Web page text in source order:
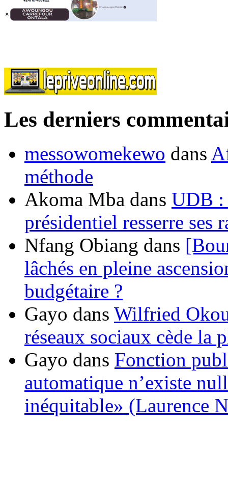
Les derniers
messowomekewo dans
méthode
Akoma Mba dans UDB :
présidentiel resserre ses
Nfang Obiang dans
lâchés en pleine
budgétaire ?
Gayo dans Wilfried
réseaux sociaux cède la
Gayo dans Fonction
automatique n’existe
inéquitable» (Laurence